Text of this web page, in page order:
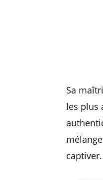
Sa
les plus
captiver.